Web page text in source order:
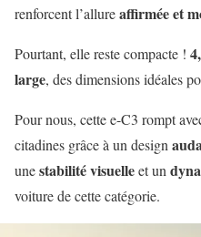
renforcent l’allureaffirmée et
Pourtant, elle reste compacte !
large, des dimensions idéales
Pour nous, cette e-C3 rompt
citadines grâce à un design
unestabilité visuelleet un
voiture de cette catégorie.